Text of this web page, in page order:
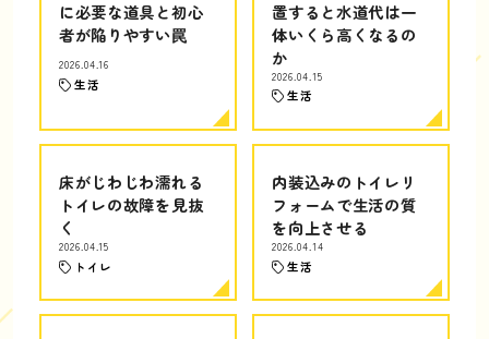
に必要な道具と初心
者が陥りやすい罠
2026.04.16
生活
置すると水道代は一
体いくら高くなるの
か
2026.04.15
生活
床がじわじわ濡れる
トイレの故障を見抜
く
2026.04.15
トイレ
内装込みのトイレリ
フォームで生活の質
を向上させる
2026.04.14
生活